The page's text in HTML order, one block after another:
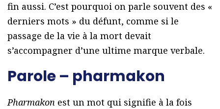
fin aussi. C’est pourquoi on parle souvent des «
derniers mots » du défunt, comme si le
passage de la vie à la mort devait
s’accompagner d’une ultime marque verbale.
Parole – pharmakon
Pharmakon est un mot qui signifie à la fois